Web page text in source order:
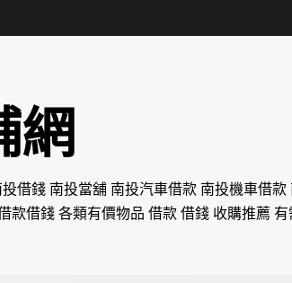
網
借錢 南投當舖 南投汽車借款 南投機車借
款借錢 各類有價物品 借款 借錢 收購推薦